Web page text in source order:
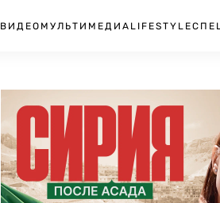
ВИДЕО МУЛЬТИМЕДИА LIFESTYLE